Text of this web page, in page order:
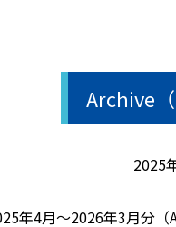
Archive（
2025
年4月～2026年3月分（